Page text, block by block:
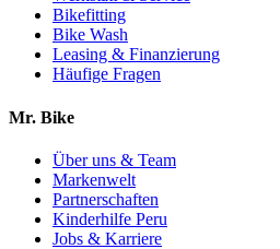
Bikefitting
Bike Wash
Leasing & Finanzierung
Häufige Fragen
Mr. Bike
Über uns & Team
Markenwelt
Partnerschaften
Kinderhilfe Peru
Jobs & Karriere